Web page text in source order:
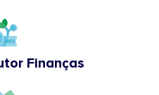
Finanças